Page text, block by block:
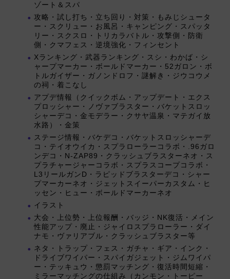
ゾート＆スパ
攻略・試し打ち・立ち回り・対策・もみじシュータ
ー・スクリュー・お風呂・キャンピング・スパッタ
リー・スクスロ・トリカラバトル・攻撃側・防衛
側・クマフェス・逆境強化・フィンセント
Xランキング・武器ランキング・スシ・わかば・シ
ャープマーカー・ボールドマーカー・52ガロン・ボ
トルガイザー・ガノンドロフ・謎解き・ジウコウメ
の祠・着こなし
アプデ情報（クイックボム・アップデート・エクス
プロッシャー・ノヴァブラスター・バケットスロッ
シャーデコ・金モデラー・クサヤ温泉・マテガイ放
水路）・金策
ステージ情報・バケデコ・バケットスロッシャーデ
コ・テイオウイカ・スプラローラーコラボ・.96ガロ
ンデコ・N-ZAP89・クラッシュブラスターネオ・ス
プラチャージャーコラボ・スプラスコープコラボ・
L3リールガンD・ラピッドブラスターデコ・シャー
プマーカーネオ・ジェットスイーパーカスタム・ヒ
ッセン・ヒュー・ボールドマーカーネオ
イラスト
大会・上位勢・上位報酬・バッジ・NK復活・メイン
性能アップ・廃止・ジャイロスプラローラー・ダイ
ナモ・ヴァリアブル・クラッシュブラスター等
ネタ・トラップ・フェス・ガチャ・ギア・インク・
ドライブワイパー・スパイガジェット・ジムワイパ
ー・テッキュウ・懲罰マッチング・復活時間短縮・
ミラーマッチングの仕組み（カンモン・トーピー